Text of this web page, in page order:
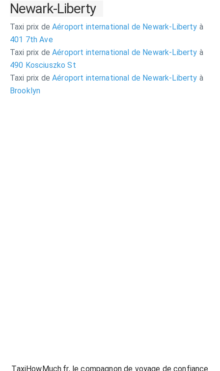
Newark-Liberty
Taxi prix de Aéroport international de Newark-Liberty à
401 7th Ave
Taxi prix de Aéroport international de Newark-Liberty à
490 Kosciuszko St
Taxi prix de Aéroport international de Newark-Liberty à
Brooklyn
TaxiHowMuch.fr, le compagnon de voyage de confiance